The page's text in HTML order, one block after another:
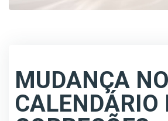
MUDANÇA NO
CALENDÁRIO